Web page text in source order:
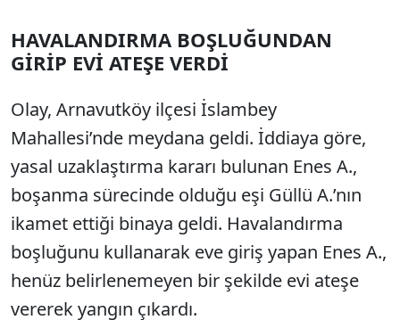
HAVALANDIRMA BOŞLUĞUNDAN
GİRİP EVİ ATEŞE VERDİ
Olay, Arnavutköy ilçesi İslambey
Mahallesi’nde meydana geldi. İddiaya göre,
yasal uzaklaştırma kararı bulunan Enes A.,
boşanma sürecinde olduğu eşi Güllü A.’nın
ikamet ettiği binaya geldi. Havalandırma
boşluğunu kullanarak eve giriş yapan Enes A.,
henüz belirlenemeyen bir şekilde evi ateşe
vererek yangın çıkardı.